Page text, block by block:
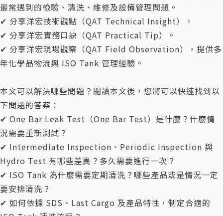
最常遇到的檢驗、清洗、維修及設備管理問題。
✔ 分享洋宏技術觀點（QAT Technical Insight）。
✔ 分享洋宏實務口訣（QAT Practical Tip）。
✔ 分享洋宏現場觀察（QAT Field Observation），提供多
年化學品物流與 ISO Tank 管理經驗。
本文可以解決哪些問題？閱讀本文後，您將可以快速找到以
下問題的答案：
✔ One Bar Leak Test（One Bar Test）是什麼？什麼情
況需要重新測試？
✔ Intermediate Inspection、Periodic Inspection 與
Hydro Test 有哪些差異？多久需要進行一次？
✔ ISO Tank 為什麼需要定期清洗？哪些產品或是情況一定
要安排清洗？
✔ 如何依據 SDS、Last Cargo 及產品特性，制定合適的